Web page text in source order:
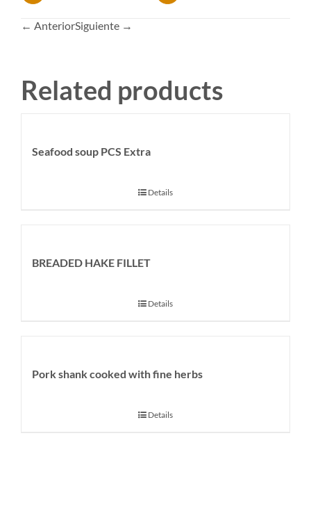
← AnteriorSiguiente →
Related products
Seafood soup PCS Extra
Details
BREADED HAKE FILLET
Details
Pork shank cooked with fine herbs
Details